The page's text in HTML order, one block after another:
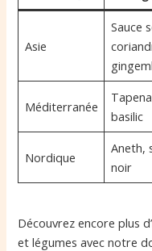
Asie
Sauce
Méditerranée
basilic
Nordique
Aneth,
noir
Découvrez encore plus
et légumes avec notre